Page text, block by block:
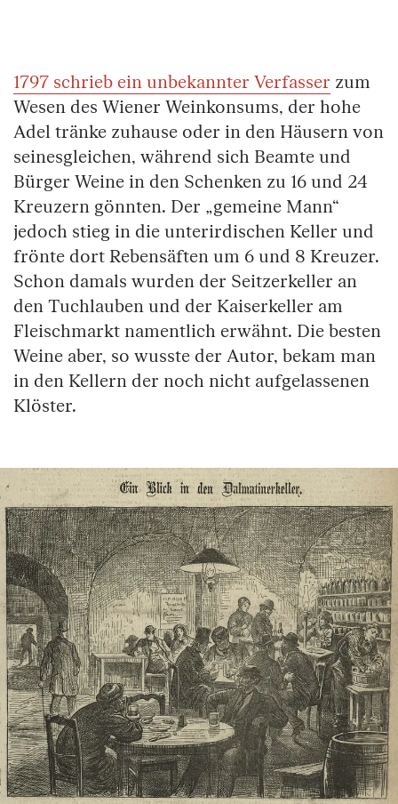
Springe zum Anfang des Bilder Slider
1797 schrieb ein unbekannter Verfasser zum
Wesen des Wiener Weinkonsums, der hohe
Adel tränke zuhause oder in den Häusern von
seinesgleichen, während sich Beamte und
Bürger Weine in den Schenken zu 16 und 24
Kreuzern gönnten. Der „gemeine Mann“
jedoch stieg in die unterirdischen Keller und
frönte dort Rebensäften um 6 und 8 Kreuzer.
Schon damals wurden der Seitzerkeller an
den Tuchlauben und der Kaiserkeller am
Fleischmarkt namentlich erwähnt. Die besten
Weine aber, so wusste der Autor, bekam man
in den Kellern der noch nicht aufgelassenen
Klöster.